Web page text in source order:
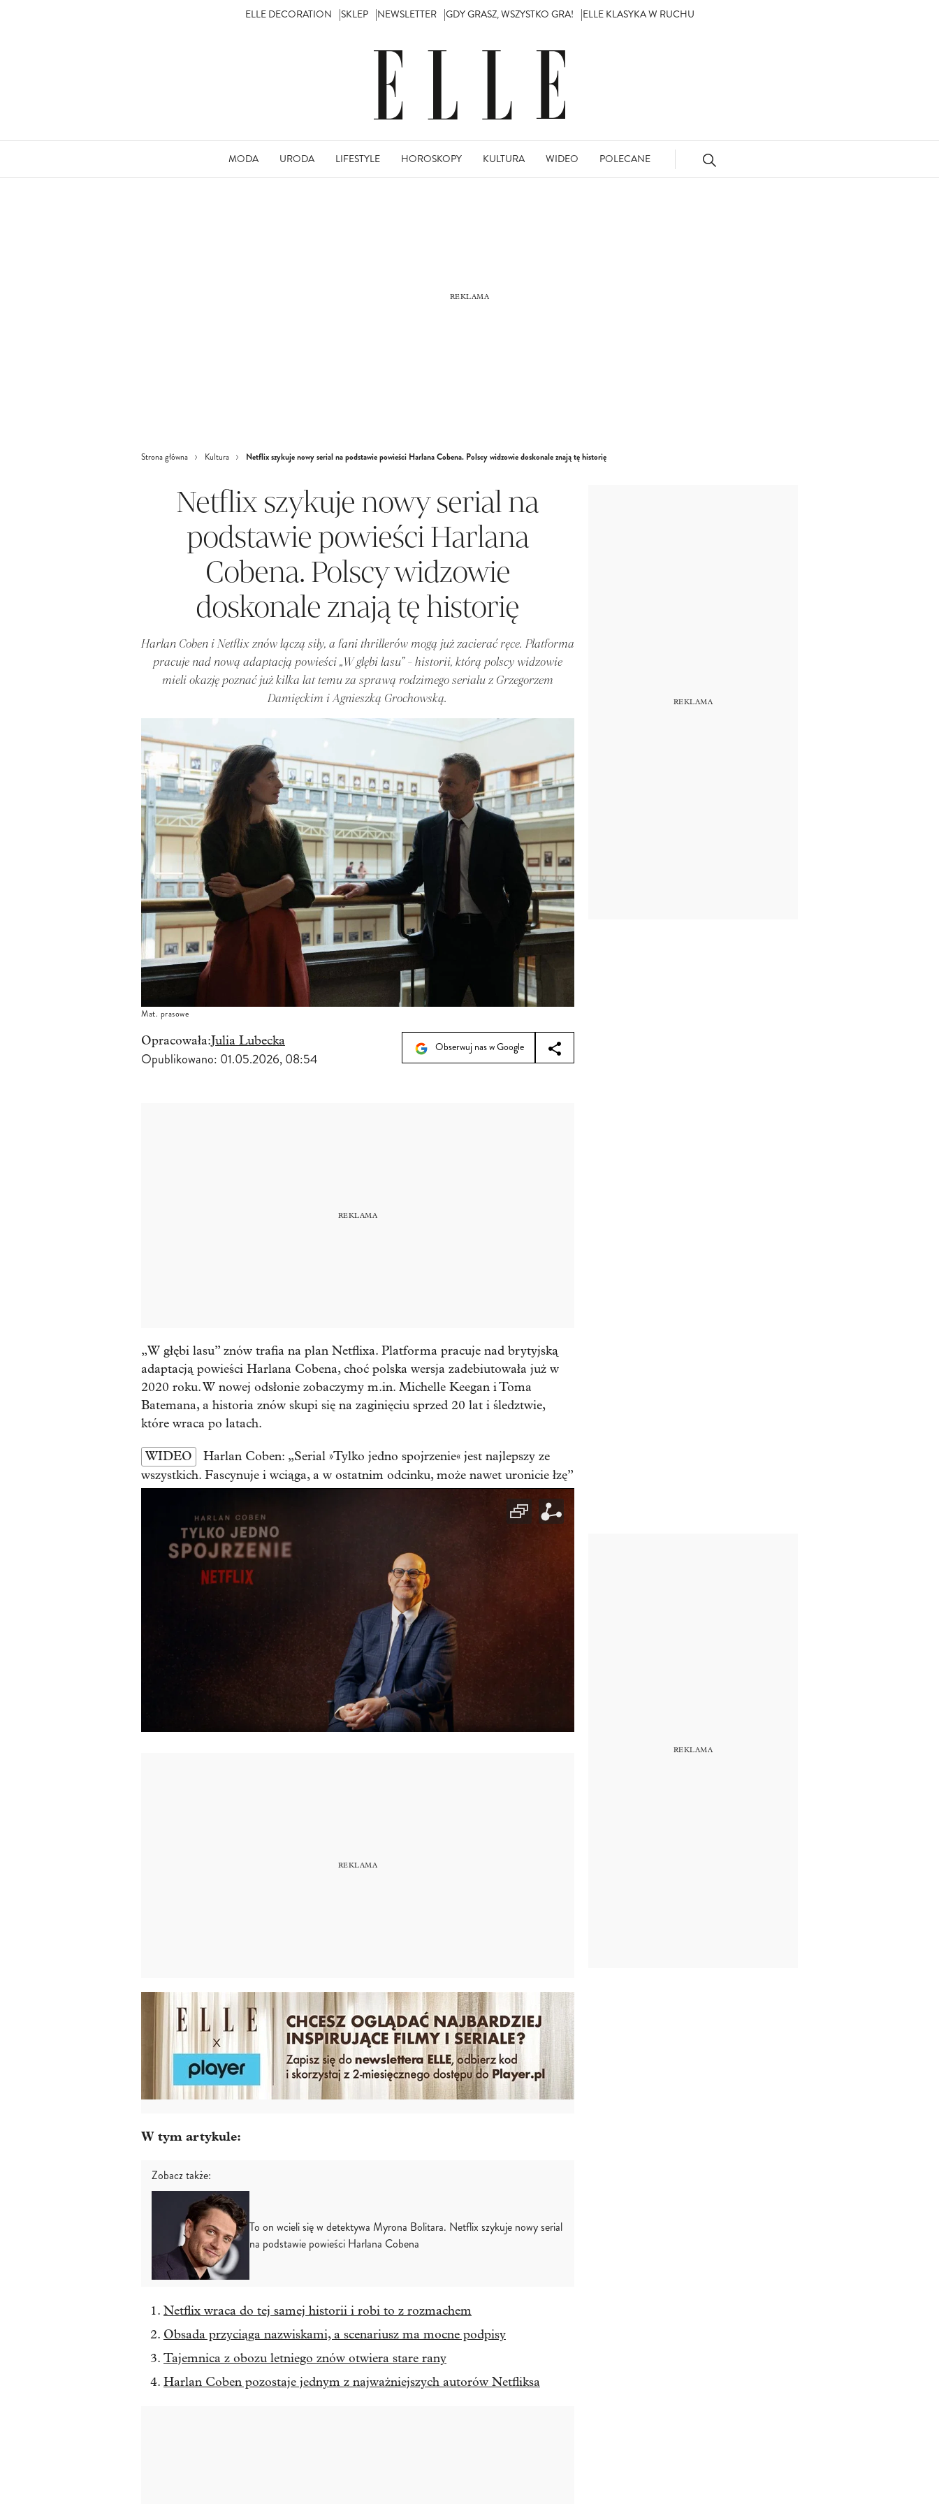
ELLE DECORATION SKLEP NEWSLETTER GDY GRASZ, WSZYSTKO GRA! ELLE KLASYKA W RUCHU
MODA URODA LIFESTYLE HOROSKOPY KULTURA WIDEO POLECANE
Strona główna Kultura Netflix szykuje nowy serial na podstawie powieści Harlana Cobena. Polscy widzowie doskonale znają tę historię
Netflix szykuje nowy serial na
podstawie powieści Harlana
Cobena. Polscy widzowie
doskonale znają tę historię
Harlan Coben i Netflix znów łączą siły, a fani thrillerów mogą już zacierać ręce. Platforma
pracuje nad nową adaptacją powieści „W głębi lasu” - historii, którą polscy widzowie
mieli okazję poznać już kilka lat temu za sprawą rodzimego serialu z Grzegorzem
Damięckim i Agnieszką Grochowską.
Mat. prasowe
Opracowała:Julia Lubecka
Opublikowano: 01.05.2026, 08:54
Obserwuj nas w Google
„W głębi lasu” znów trafia na plan Netflixa. Platforma pracuje nad brytyjską
adaptacją powieści Harlana Cobena, choć polska wersja zadebiutowała już w
2020 roku. W nowej odsłonie zobaczymy m.in. Michelle Keegan i Toma
Batemana, a historia znów skupi się na zaginięciu sprzed 20 lat i śledztwie,
które wraca po latach.
WIDEO
Harlan Coben: „Serial »Tylko jedno spojrzenie« jest najlepszy ze
wszystkich. Fascynuje i wciąga, a w ostatnim odcinku, może nawet uronicie łzę”
W tym artykule:
Zobacz także:
To on wcieli się w detektywa Myrona Bolitara. Netflix szykuje nowy serial
na podstawie powieści Harlana Cobena
Netflix wraca do tej samej historii i robi to z rozmachem
Obsada przyciąga nazwiskami, a scenariusz ma mocne podpisy
Tajemnica z obozu letniego znów otwiera stare rany
Harlan Coben pozostaje jednym z najważniejszych autorów Netfliksa